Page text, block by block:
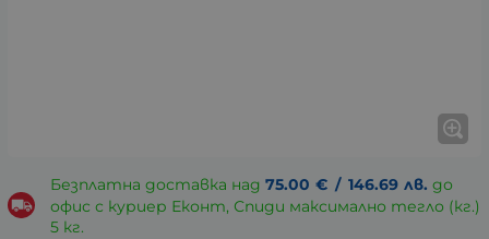
Безплатна доставка над 75.00 € / 146.69 лв. до
офис с куриер Еконт, Спиди максимално тегло (кг.)
5 кг.